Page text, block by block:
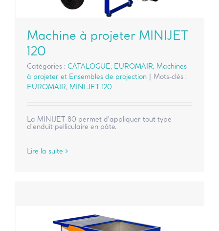
Machine à projeter MINIJET
120
Catégories : CATALOGUE, EUROMAIR, Machines
à projeter et Ensembles de projection
Mots-clés :
EUROMAIR, MINI JET 120
La MINIJET 80 permet d'appliquer tout type
d'enduit pelliculaire en pâte.
Lire la suite